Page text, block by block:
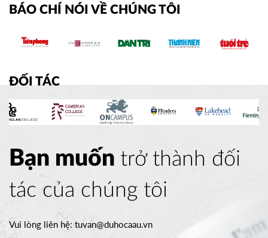
BÁO CHÍ NÓI VỀ CHÚNG TÔI
ĐỐI TÁC
Bạn muốn trở thành đối
tác của chúng tôi
Vui lòng liên hệ:tuvan@duhocaau.vn